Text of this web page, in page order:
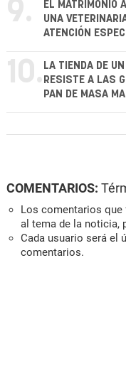
9.
EL MATRIMONIO
UNA
ATENCIÓN
10. LA TIENDA DE
RESISTE A LAS
PAN DE MASA
COMENTARIOS:
Los comentarios
al tema de la noticia,
Cada usuario será el
comentarios.